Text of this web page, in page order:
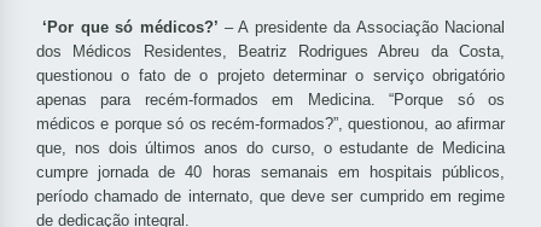
‘Por que só médicos?’ – A presidente da Associação Nacional
dos Médicos Residentes, Beatriz Rodrigues Abreu da Costa,
questionou o fato de o projeto determinar o serviço obrigatório
apenas para recém-formados em Medicina. “Porque só os
médicos e porque só os recém-formados?”, questionou, ao afirmar
que, nos dois últimos anos do curso, o estudante de Medicina
cumpre jornada de 40 horas semanais em hospitais públicos,
período chamado de internato, que deve ser cumprido em regime
de dedicação integral.